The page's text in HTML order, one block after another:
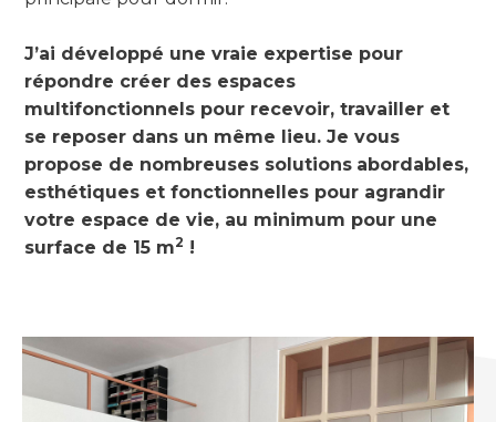
J’ai développé une vraie expertise pour
répondre créer des espaces
multifonctionnels pour recevoir, travailler et
se reposer dans un même lieu. Je vous
propose de nombreuses solutions abordables,
esthétiques et fonctionnelles pour agrandir
votre espace de vie, au minimum pour une
surface de 15 m2 !